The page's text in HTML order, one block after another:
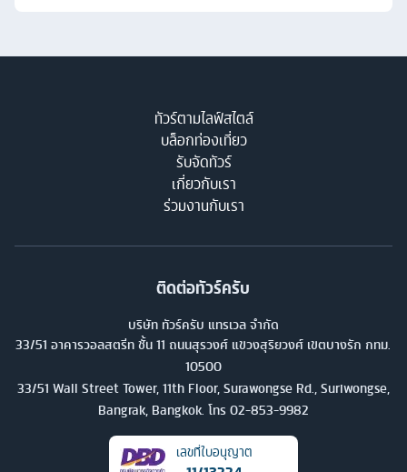
ทัวร์ตามไลฟ์สไตล์
บล็อกท่องเที่ยว
รับจัดทัวร์
เกี่ยวกับเรา
ร่วมงานกับเรา
ติดต่อทัวร์ครับ
บริษัท ทัวร์ครับ แทรเวล จำกัด
33/51 อาคารวอลสตรีท ชั้น 11 ถนนสุรวงศ์ แขวงสุริยวงศ์ เขตบางรัก กทม.
10500
33/51 Wall Street Tower, 11th Floor, Surawongse Rd., Suriwongse,
Bangrak, Bangkok. โทร 02-853-9982
เลขที่ใบอนุญาต